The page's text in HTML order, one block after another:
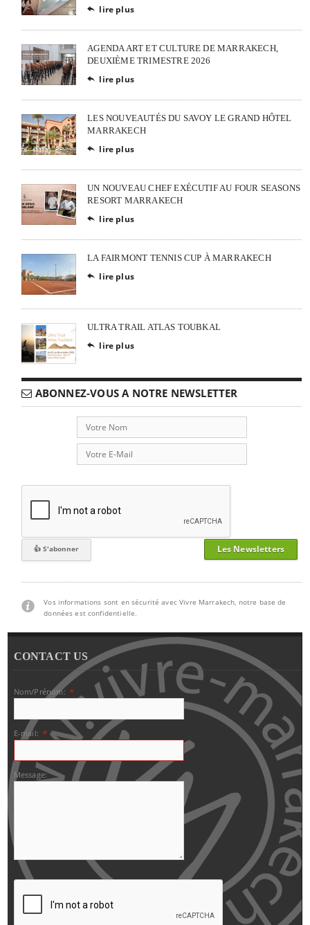
 lire plus
AGENDA ART ET CULTURE DE MARRAKECH,
DEUXIÈME TRIMESTRE 2026
 lire plus
LES NOUVEAUTÉS DU SAVOY LE GRAND HÔTEL
MARRAKECH
 lire plus
UN NOUVEAU CHEF EXÉCUTIF AU FOUR SEASONS
RESORT MARRAKECH
 lire plus
LA FAIRMONT TENNIS CUP À MARRAKECH
 lire plus
ULTRA TRAIL ATLAS TOUBKAL
 lire plus
ABONNEZ-VOUS A NOTRE NEWSLETTER
Les Newsletters
Vos informations sont en sécurité avec Vivre Marrakech, notre base de
données est confidentielle.
CONTACT US
Nom/Prénom: *
E-mail: *
Message: